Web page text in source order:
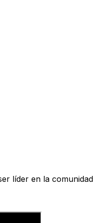
líder en la comunidad